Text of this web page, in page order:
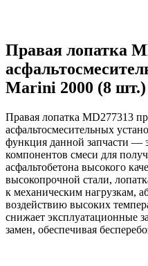
Правая лопатка
Marini 2000 (8 шт.)
Правая лопатка MD277313
асфальтосмесительных
функция данной запчасти —
компонентов смеси для
асфальтобетона высокого
высокопрочной стали,
к механическим нагрузкам,
воздействию высоких
снижает эксплуатационные
замен, обеспечивая